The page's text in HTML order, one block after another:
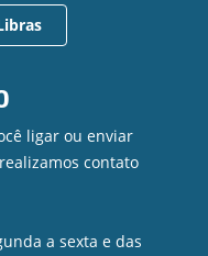
ligar ou enviar
contato
a sexta e das